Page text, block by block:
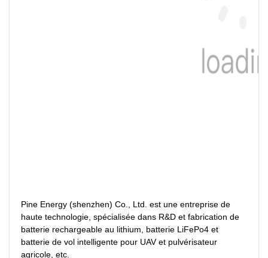
Pine Energy (shenzhen) Co., Ltd. est une entreprise de
haute technologie, spécialisée dans R&D et fabrication de
batterie rechargeable au lithium, batterie LiFePo4 et
batterie de vol intelligente pour UAV et pulvérisateur
agricole, etc.